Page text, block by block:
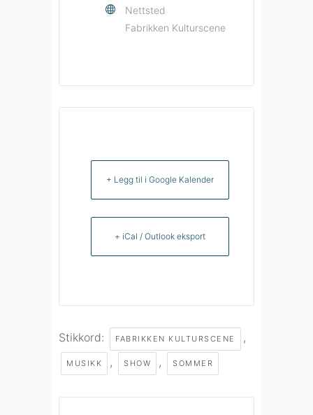
Nettsted
Fabrikken Kulturscene
+ Legg til i Google Kalender
+ iCal / Outlook eksport
Stikkord: FABRIKKEN KULTURSCENE ,
MUSIKK , SHOW , SOMMER